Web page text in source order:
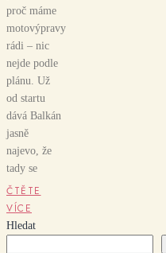
proč máme
motovýpravy
rádi – nic
nejde podle
plánu. Už
od startu
dává Balkán
jasně
najevo, že
tady se
ČTĚTE
VÍCE
Hledat